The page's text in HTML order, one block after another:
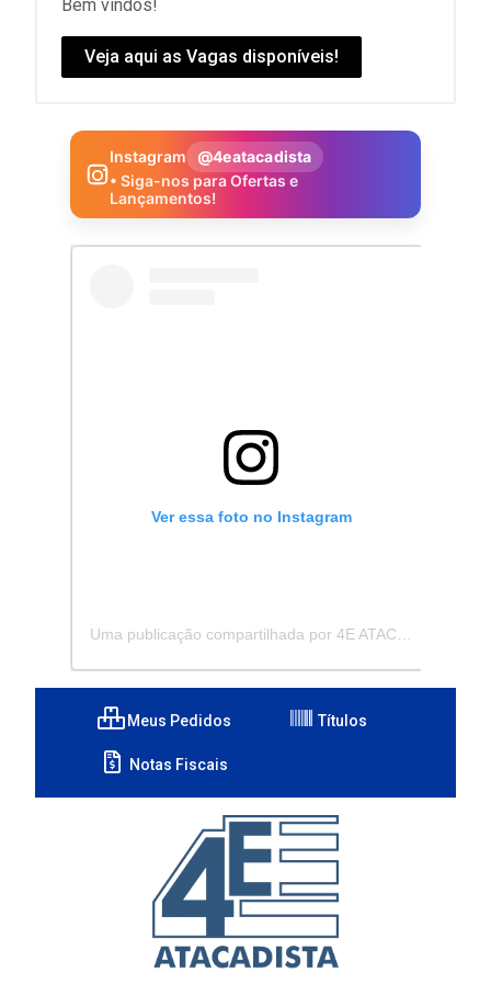
Bem vindos!
Veja aqui as Vagas disponíveis!
Instagram
@4eatacadista
• Siga-nos para Ofertas e
Lançamentos!
Ver essa foto no Instagram
Meus Pedidos Títulos
Notas Fiscais